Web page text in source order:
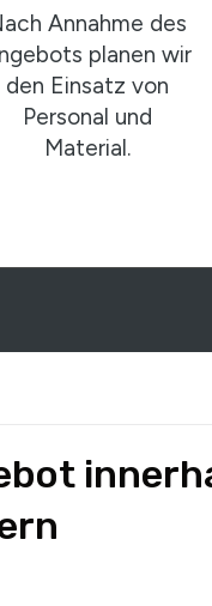
Annahme des
planen wir
den Einsatz von
Personal und
Material.